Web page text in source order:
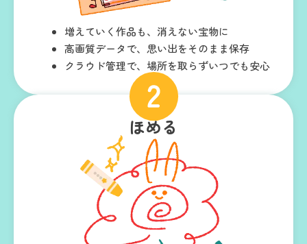
増えていく作品も、消えない宝物に
高画質データで、思い出をそのまま保存
クラウド管理で、場所を取らずいつでも安心
ほめる